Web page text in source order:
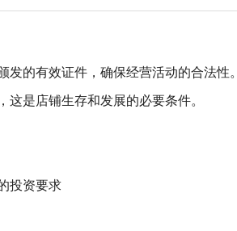
的有效证件，确保经营活动的合法性。
是店铺生存和发展的必要条件。
投资要求